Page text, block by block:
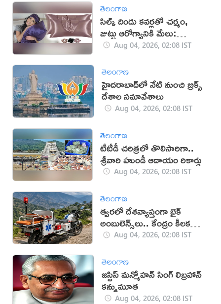
తెలంగాణ
సిల్క్ దిండు కవర్లతో చర్మం,
జుట్టు ఆరోగ్యానికి మేలు:
నిపుణులు
Aug 04, 2026, 02:08 IST
తెలంగాణ
హైదరాబాద్‌లో నేటి నుంచి బ్రిక్స్
దేశాల సమావేశాలు
Aug 04, 2026, 02:08 IST
తెలంగాణ
టీటీడీ చరిత్రలో తొలిసారిగా..
శ్రీవారి హుండీ ఆదాయం రికార్డు
Aug 04, 2026, 02:08 IST
తెలంగాణ
త్వరలో దేశవ్యాప్తంగా బైక్
అంబులెన్స్‌లు.. కేంద్రం కీలక
నిర్ణయం!
Aug 04, 2026, 02:08 IST
తెలంగాణ
జస్టిస్ మన్మోహన్ సింగ్ లిబ్రహాన్
కన్నుమూత
Aug 04, 2026, 02:08 IST